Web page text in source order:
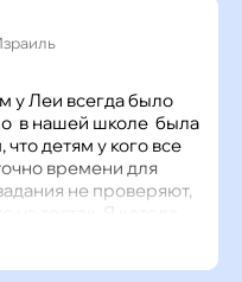
у Леи всегда было
в нашей школе была
что детям у кого все
времени для
не проверяют,
на тестах. Я хотела
задания